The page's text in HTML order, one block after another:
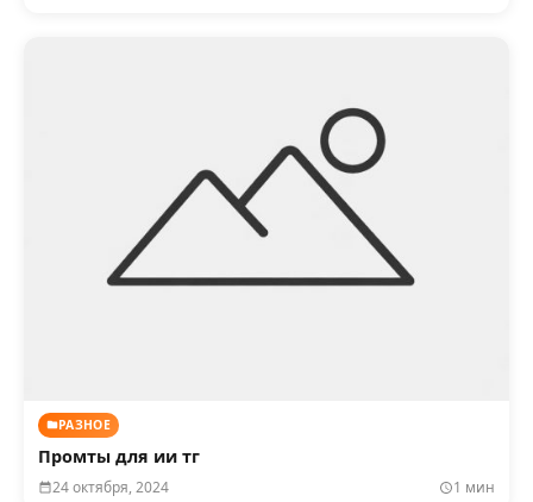
РАЗНОЕ
Промты для ии тг
24 октября, 2024 1 мин